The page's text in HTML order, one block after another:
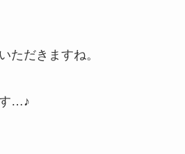
ただきますね。
…♪